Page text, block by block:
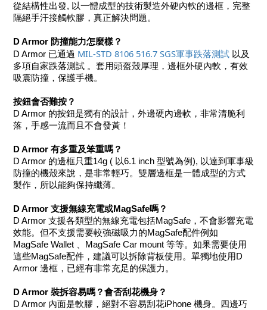
從結構性出發, 以一體成型的技術製造外硬內軟的邊框，完整
隔絕手汗接觸軟膠，真正解決問題。
D Armor 防撞能力怎麼樣？
D Armor 已通過 ​MIL-STD 8106 516.7 SGS軍事跌落測試 以及
多項自家跌落測試 。套用頭盔殼厚理，邊框外硬內軟，有效
吸震防撞，保護手機。
按鈕會否難按？
D Armor 的按鈕是獨有的設計，外邊硬內邊軟，非常清脆利
落，手感一流而且不會發黃！
D Armor 有多重及笨重嗎？
D Armor 的邊框只重14g ( 以6.1 inch 型號為例), 以達到軍事級
防撞的機殼來說，是非常輕巧。雙層邊框是一體成型的方式
製作，所以能夠保持纖薄。
D Armor 支援無線充電或MagSafe嗎？
D Armor 支援各類型的無線充電包括MagSafe，不會影響充電
效能。但不支援需要較強磁吸力的MagSafe配件例如
MagSafe Wallet 、MagSafe Car mount 等等。如果需要使用
這些MagSafe配件，建議可以拆除背板使用。單獨地使用D
Armor 邊框，已經有非常充足的保護力。
D Armor 裝拆容易嗎？會否刮花機身？
D Armor 內面是軟膠，絕對不容易刮花iPhone 機身。四邊巧